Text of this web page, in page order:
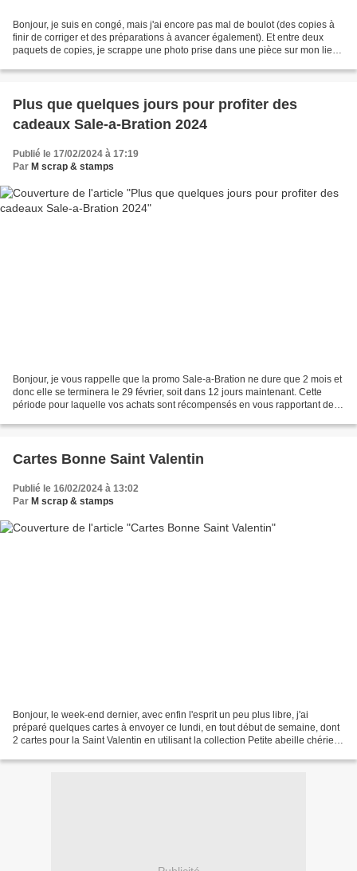
Bonjour, je suis en congé, mais j'ai encore pas mal de boulot (des copies à
finir de corriger et des préparations à avancer également). Et entre deux
paquets de copies, je scrappe une photo prise dans une pièce sur mon lieu
Plus que quelques jours pour profiter des
cadeaux Sale-a-Bration 2024
Publié le 17/02/2024 à 17:19
Par M scrap & stamps
Bonjour, je vous rappelle que la promo Sale-a-Bration ne dure que 2 mois et
donc elle se terminera le 29 février, soit dans 12 jours maintenant. Cette
période pour laquelle vos achats sont récompensés en vous rapportant des
Cartes Bonne Saint Valentin
Publié le 16/02/2024 à 13:02
Par M scrap & stamps
Bonjour, le week-end dernier, avec enfin l'esprit un peu plus libre, j'ai
préparé quelques cartes à envoyer ce lundi, en tout début de semaine, dont
2 cartes pour la Saint Valentin en utilisant la collection Petite abeille chérie